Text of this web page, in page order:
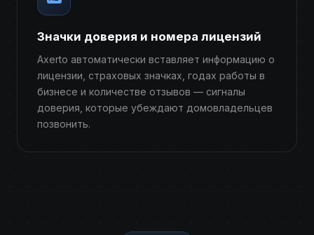
Значки доверия и номера лицензий
Axerto автоматически вставляет информацию о
лицензии, страховых значках, годах работы в
бизнесе и количестве отзывов — сигналы
доверия, которые убеждают домовладельцев
позвонить.